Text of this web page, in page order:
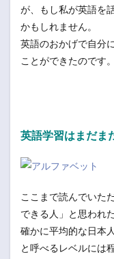
が、もし私が英語を
かもしれません。
英語のおかげで自分
ことができたのです。
英語学習はまだま
ここまで読んでいた
できる人」と思われ
確かに平均的な日本
と呼べるレベルには